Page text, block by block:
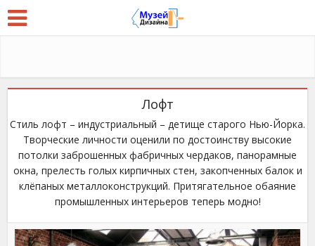
Лофт
Стиль лофт – индустриальный – детище старого Нью-Йорка.
Творческие личности оценили по достоинству высокие
потолки заброшенных фабричных чердаков, панорамные
окна, прелесть голых кирпичных стен, закопченных балок и
клёпаных металлоконструкций. Притягательное обаяние
промышленных интерьеров теперь модно!